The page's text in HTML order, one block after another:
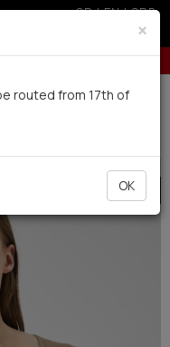
GR|EN|SRB
for orders over 100€
via UPS
SALE
×
routed from 17th of
OK